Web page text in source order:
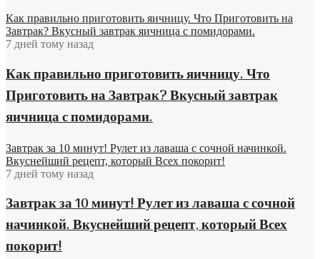
Как правильно приготовить яичницу. Что Приготовить на
Завтрак? Вкусный завтрак яичница с помидорами.
7 дней тому назад
Как правильно приготовить яичницу. Что
Приготовить на Завтрак? Вкусный завтрак
яичница с помидорами.
Завтрак за 10 минут! Рулет из лаваша с сочной начинкой.
Вкуснейший рецепт, который Всех покорит!
7 дней тому назад
Завтрак за 10 минут! Рулет из лаваша с сочной
начинкой. Вкуснейший рецепт, который Всех
покорит!